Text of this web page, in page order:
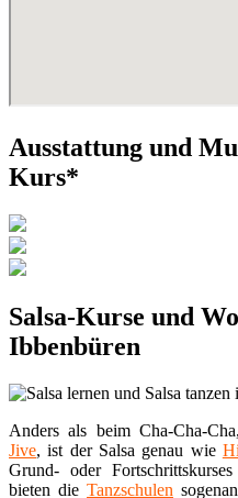
Ausstattung und
Kurs*
Salsa-Kurse und
Ibbenbüren
Anders als beim Cha-Cha-
Jive, ist der Salsa genau wie
Grund- oder
bieten die Tanzschulen